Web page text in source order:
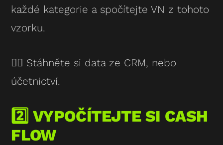
každé kategorie a spočítejte VN z tohoto
vzorku.
👉🏻 Stáhněte si data ze CRM, nebo
účetnictví.
2️⃣ VYPOČÍTEJTE SI CASH
FLOW